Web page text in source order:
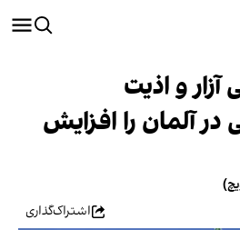
و اذیت
در آلمان را افزایش
اشتراک‌گذاری